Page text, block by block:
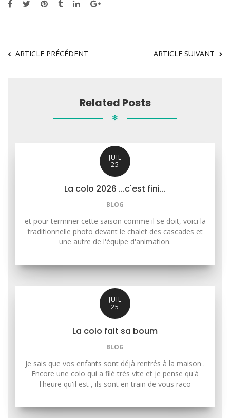
ARTICLE PRÉCÉDENT ARTICLE SUIVANT
Related Posts
✻
JUIL
25
La colo 2026 ...c'est fini...
BLOG
et pour terminer cette saison comme il se doit, voici la
traditionnelle photo devant le chalet des cascades et
une autre de l'équipe d'animation.
JUIL
25
La colo fait sa boum
BLOG
Je sais que vos enfants sont déjà rentrés à la maison .
Encore une colo qui a filé très vite et je pense qu'à
l'heure qu'il est , ils sont en train de vous raco